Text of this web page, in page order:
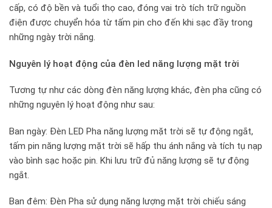
cấp, có độ bền và tuổi thọ cao, đóng vai trò tích trữ nguồn
điện được chuyển hóa từ tấm pin cho đến khi sạc đầy trong
những ngày trời nắng.
Nguyên lý hoạt động của đèn led năng lượng mặt trời
Tương tự như các dòng đèn năng lượng khác, đèn pha cũng có
những nguyên lý hoạt động như sau:
Ban ngày: Đèn LED Pha năng lượng mặt trời sẽ tự động ngắt,
tấm pin năng lượng mặt trời sẽ hấp thu ánh nắng và tích tụ nạp
vào bình sạc hoặc pin. Khi lưu trữ đủ năng lượng sẽ tự động
ngắt.
Ban đêm: Đèn Pha sử dụng năng lượng mặt trời chiếu sáng